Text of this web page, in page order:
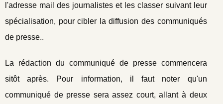
l'adresse mail des journalistes et les classer suivant leur
spécialisation, pour cibler la diffusion des communiqués
de presse..
La rédaction du communiqué de presse commencera
sitôt après. Pour information, il faut noter qu'un
communiqué de presse sera assez court, allant à deux